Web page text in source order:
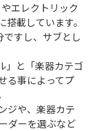
エレクトリック
載しています。
すし、サブとし
」と「楽器カテゴ
る事によってプ
ジや、楽器カテ
ダーを選ぶなど